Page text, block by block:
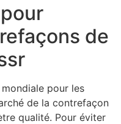
de
pour les
de la contrefaçon
qualité. Pour éviter